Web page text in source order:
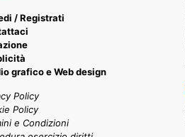
/ Registrati
grafico e Web design
Policy
Policy
e Condizioni